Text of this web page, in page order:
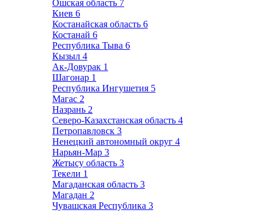
Ошская область 7
Киев 6
Костанайская область 6
Костанай 6
Республика Тыва 6
Кызыл 4
Ак-Довурак 1
Шагонар 1
Республика Ингушетия 5
Магас 2
Назрань 2
Северо-Казахстанская область 4
Петропавловск 3
Ненецкий автономный округ 4
Нарьян-Мар 3
Жетысу область 3
Текели 1
Магаданская область 3
Магадан 2
Чувашская Республика 3